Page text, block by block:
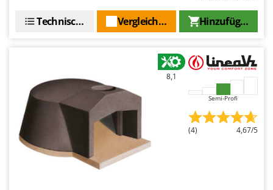
Hinzufügen
Vergleichen Sie
Technische Daten
8,1
Semi-Profi
(4) 4,67/5